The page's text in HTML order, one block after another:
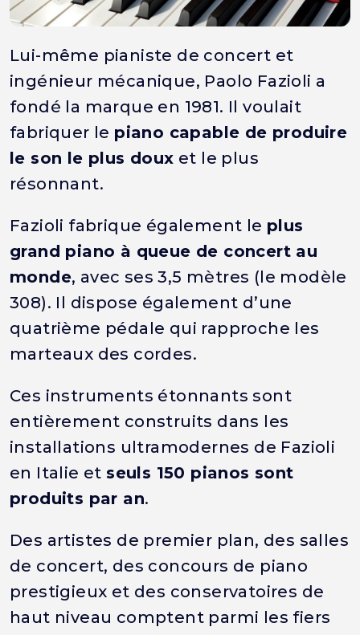
Lui-même pianiste de concert et
ingénieur mécanique, Paolo Fazioli a
fondé la marque en 1981. Il voulait
fabriquer le piano capable de produire
le son le plus doux et le plus
résonnant.
Fazioli fabrique également le plus
grand piano à queue de concert au
monde, avec ses 3,5 mètres (le modèle
308). Il dispose également d’une
quatrième pédale qui rapproche les
marteaux des cordes.
Ces instruments étonnants sont
entièrement construits dans les
installations ultramodernes de Fazioli
en Italie et seuls 150 pianos sont
produits par an.
Des artistes de premier plan, des salles
de concert, des concours de piano
prestigieux et des conservatoires de
haut niveau comptent parmi les fiers